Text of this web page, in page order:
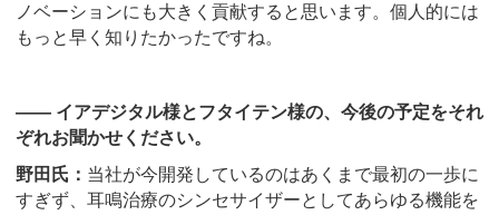
ノベーションにも大きく貢献すると思います。個人的には
もっと早く知りたかったですね。
―― イアデジタル様とフタイテン様の、今後の予定をそれ
ぞれお聞かせください。
野田氏： 当社が今開発しているのはあくまで最初の一歩に
すぎず、耳鳴治療のシンセサイザーとしてあらゆる機能を